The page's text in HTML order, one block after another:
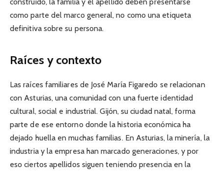
como parte del marco general, no como una etiqueta
definitiva sobre su persona.
Raíces y contexto
Las raíces familiares de José María Figaredo se relacionan
con Asturias, una comunidad con una fuerte identidad
cultural, social e industrial. Gijón, su ciudad natal, forma
parte de ese entorno donde la historia económica ha
dejado huella en muchas familias. En Asturias, la minería, la
industria y la empresa han marcado generaciones, y por
eso ciertos apellidos siguen teniendo presencia en la